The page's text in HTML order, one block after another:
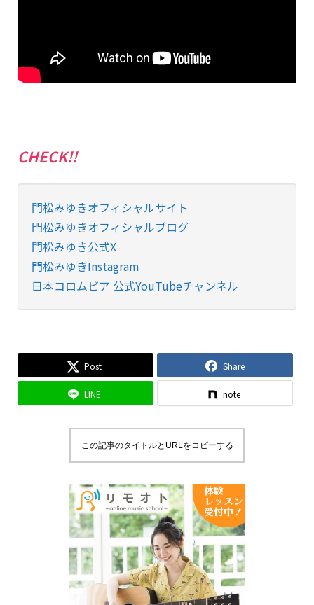
CHECK!!
門松みゆきオフィシャルサイト
門松みゆきオフィシャルブログ
門松みゆき公式X
門松みゆきInstagram
日本コロムビア 公式YouTubeチャンネル
Post Share
LINE note
この記事のタイトルとURLをコピーする